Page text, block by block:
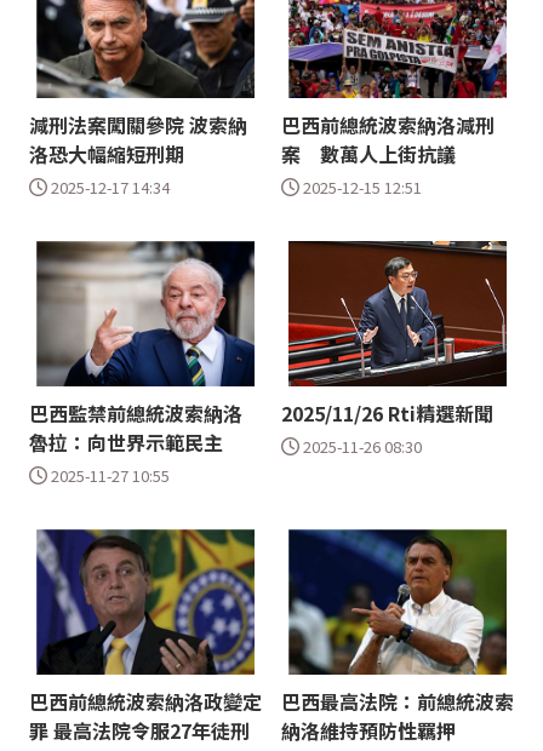
減刑法案闖關參院 波索納
洛恐大幅縮短刑期
2025-12-17 14:34
巴西前總統波索納洛減刑
案 數萬人上街抗議
2025-12-15 12:51
巴西監禁前總統波索納洛
魯拉：向世界示範民主
2025-11-27 10:55
2025/11/26 Rti精選新聞
2025-11-26 08:30
巴西前總統波索納洛政變定
罪 最高法院令服27年徒刑
巴西最高法院：前總統波索
納洛維持預防性羈押